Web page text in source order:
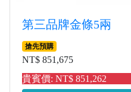
第三品牌金條5兩
搶先預購
NT$ 851,675
貴賓價: NT$ 851,262